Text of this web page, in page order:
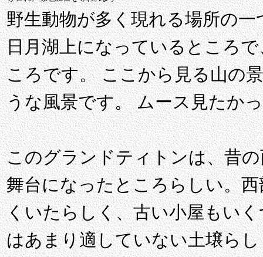
野生動物が多く現れる場所の一
日月湖上になっているところ
ころです。 ここから見る山の
うな風景です。 ムース見たか
このグランドティトンは、昔
舞台になったところらしい。
くいたらしく、古い小屋もい
はあまり適していない土壌ら